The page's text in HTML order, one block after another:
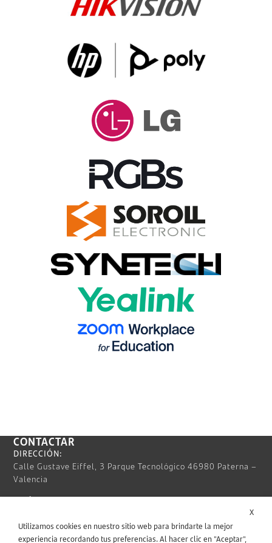
CONTACTAR
DIRECCIÓN:
Calle Gustave Eiffel, 3 Parque Tecnológico 46980 Paterna –
Valencia
TELÉFONO:
EMAIL:
X
Utilizamos cookies en nuestro sitio web para brindarte la mejor
experiencia recordando tus preferencias. Al hacer clic en "Aceptar",